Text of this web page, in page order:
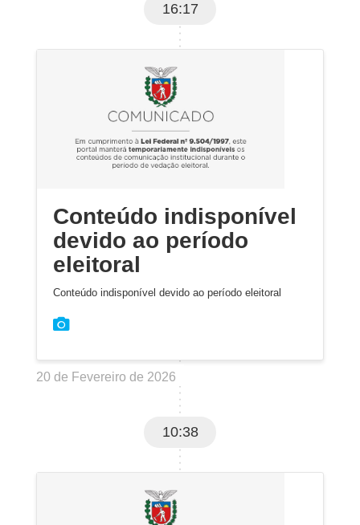
16:17
Conteúdo indisponível
devido ao período
eleitoral
Conteúdo indisponível devido ao período eleitoral
20 de Fevereiro de 2026
10:38